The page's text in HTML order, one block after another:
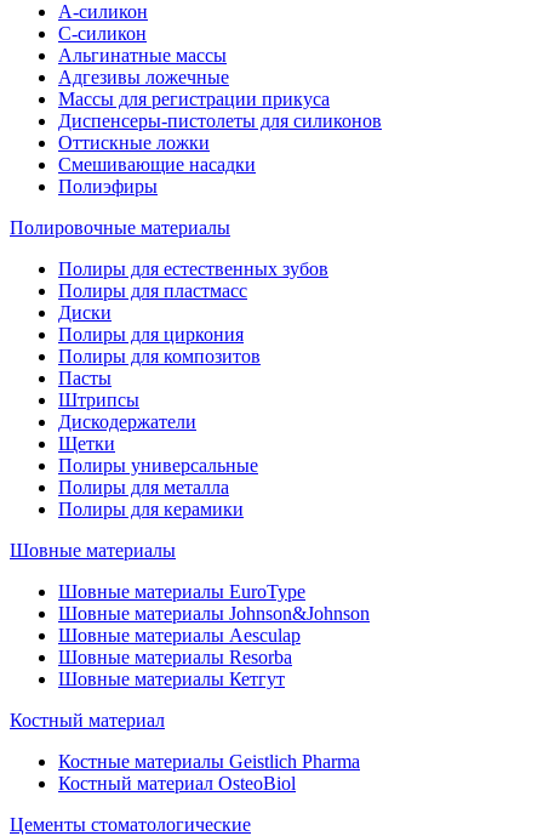
А-силикон
C-силикон
Альгинатные массы
Адгезивы ложечные
Массы для регистрации прикуса
Диспенсеры-пистолеты для силиконов
Оттискные ложки
Смешивающие насадки
Полиэфиры
Полировочные материалы
Полиры для естественных зубов
Полиры для пластмасс
Диски
Полиры для циркония
Полиры для композитов
Пасты
Штрипсы
Дискодержатели
Щетки
Полиры универсальные
Полиры для металла
Полиры для керамики
Шовные материалы
Шовные материалы EuroType
Шовные материалы Johnson&Johnson
Шовные материалы Aesculap
Шовные материалы Resorba
Шовные материалы Кетгут
Костный материал
Костные материалы Geistlich Pharma
Костный материал OsteoBiol
Цементы стоматологические